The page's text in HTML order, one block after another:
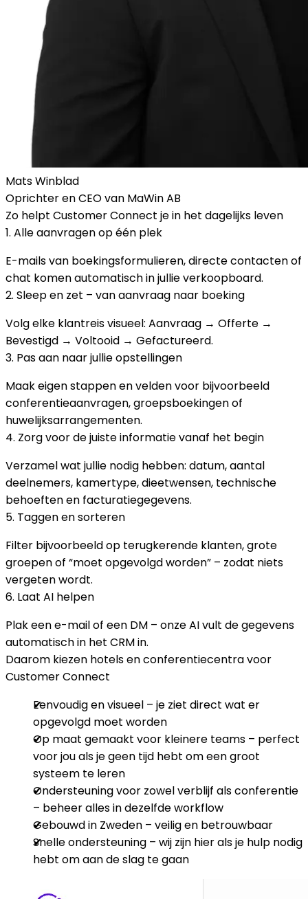
Mats Winblad
Oprichter en CEO van MaWin AB
Zo helpt Customer Connect je in het dagelijks leven
1. Alle aanvragen op één plek
E-mails van boekingsformulieren, directe contacten of
chat komen automatisch in jullie verkoopboard.
2. Sleep en zet – van aanvraag naar boeking
Volg elke klantreis visueel: Aanvraag → Offerte →
Bevestigd → Voltooid → Gefactureerd.
3. Pas aan naar jullie opstellingen
Maak eigen stappen en velden voor bijvoorbeeld
conferentieaanvragen, groepsboekingen of
huwelijksarrangementen.
4. Zorg voor de juiste informatie vanaf het begin
Verzamel wat jullie nodig hebben: datum, aantal
deelnemers, kamertype, dieetwensen, technische
behoeften en facturatiegegevens.
5. Taggen en sorteren
Filter bijvoorbeeld op terugkerende klanten, grote
groepen of “moet opgevolgd worden” – zodat niets
vergeten wordt.
6. Laat AI helpen
Plak een e-mail of een DM – onze AI vult de gegevens
automatisch in het CRM in.
Daarom kiezen hotels en conferentiecentra voor
Customer Connect
Eenvoudig en visueel – je ziet direct wat er
opgevolgd moet worden
Op maat gemaakt voor kleinere teams – perfect
voor jou als je geen tijd hebt om een groot
systeem te leren
Ondersteuning voor zowel verblijf als conferentie
– beheer alles in dezelfde workflow
Gebouwd in Zweden – veilig en betrouwbaar
Snelle ondersteuning – wij zijn hier als je hulp nodig
hebt om aan de slag te gaan